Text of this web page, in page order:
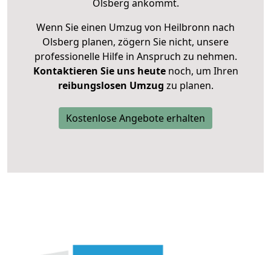
Olsberg ankommt.
Wenn Sie einen Umzug von Heilbronn nach
Olsberg planen, zögern Sie nicht, unsere
professionelle Hilfe in Anspruch zu nehmen.
Kontaktieren Sie uns heutenoch, um Ihren
reibungslosen Umzug zu planen.
Kostenlose Angebote erhalten